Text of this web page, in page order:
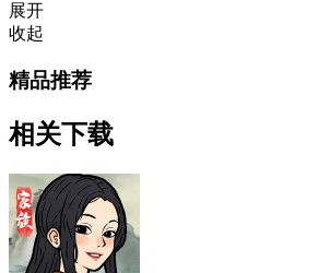
展开
收起
精品推荐
相关下载